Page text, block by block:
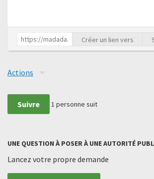
Créer un lien vers
Actions
Suivre 1 personne suit
UNE QUESTION À POSER À UNE AUTORITÉ
Lancez votre propre demande